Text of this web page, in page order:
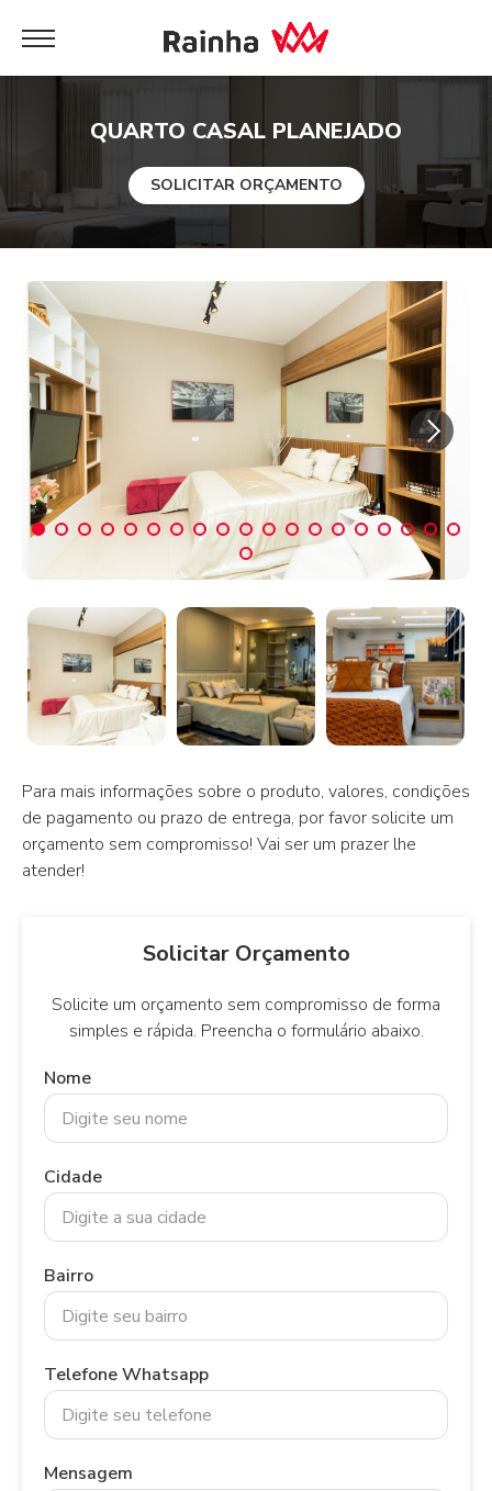
QUARTO CASAL PLANEJADO
SOLICITAR ORÇAMENTO
Next
1 2 3 4 5 6 7 8 9 10 11 12 13 14 15 16 17 18 19
20
Para mais informações sobre o produto, valores, condições
de pagamento ou prazo de entrega, por favor solicite um
orçamento sem compromisso! Vai ser um prazer lhe
atender!
Solicitar Orçamento
Solicite um orçamento sem compromisso de forma
simples e rápida. Preencha o formulário abaixo.
Nome
Cidade
Bairro
Telefone Whatsapp
Mensagem